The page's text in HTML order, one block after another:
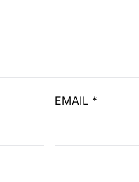
EMAIL *